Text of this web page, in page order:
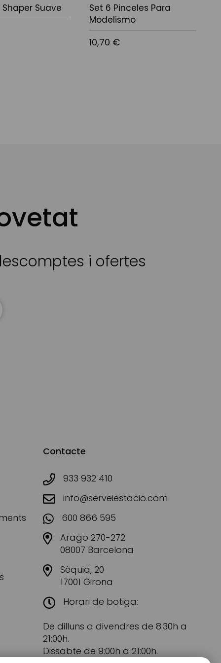
Suave
Set 6 Pinceles Para
Modelismo
10,70 €
i ofertes
Contacte
933 932 410
info@serveiestacio.com
600 866 595
Arago 270-272
08007 Barcelona
Sèquia, 20
17001 Girona
Horari de botiga:
De dilluns a divendres de 8:30h a
21:00h.
Dissabte de 9:00h a 21:00h.